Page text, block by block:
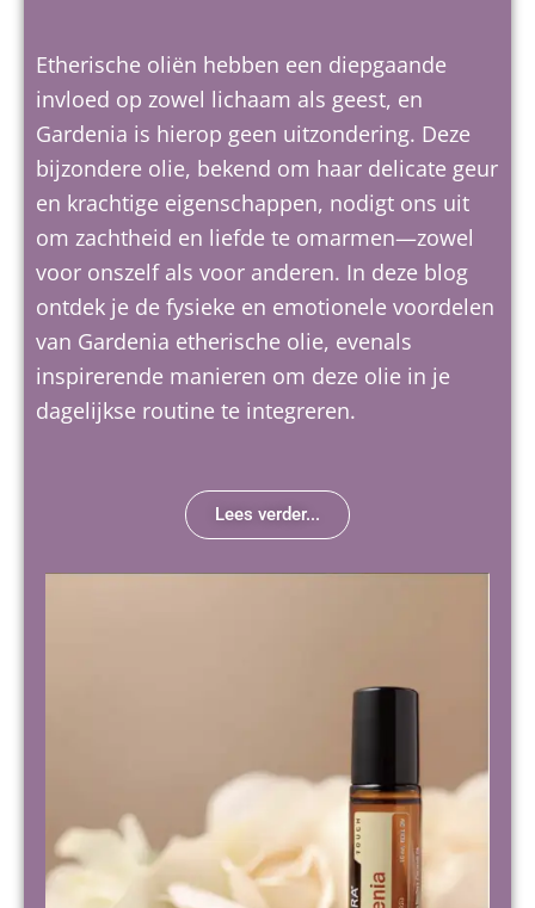
Etherische oliën hebben een diepgaande
invloed op zowel lichaam als geest, en
Gardenia is hierop geen uitzondering. Deze
bijzondere olie, bekend om haar delicate geur
en krachtige eigenschappen, nodigt ons uit
om zachtheid en liefde te omarmen—zowel
voor onszelf als voor anderen. In deze blog
ontdek je de fysieke en emotionele voordelen
van Gardenia etherische olie, evenals
inspirerende manieren om deze olie in je
dagelijkse routine te integreren.
Lees verder...